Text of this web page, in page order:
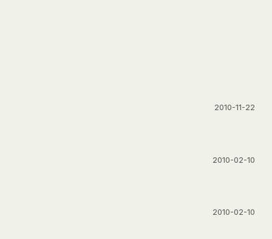
2010-11-22
2010-02-10
2010-02-10